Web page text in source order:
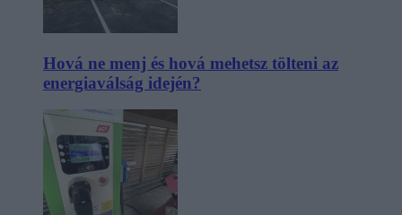
Hová ne menj és hová mehetsz tölteni az
energiaválság idején?